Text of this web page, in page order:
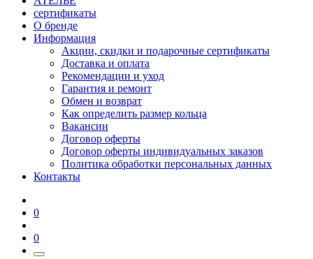
сертификаты
О бренде
Информация
Акции, скидки и подарочные сертификаты
Доставка и оплата
Рекомендации и уход
Гарантия и ремонт
Обмен и возврат
Как определить размер кольца
Вакансии
Договор оферты
Договор оферты индивидуальных заказов
Политика обработки персональных данных
Контакты
0
0